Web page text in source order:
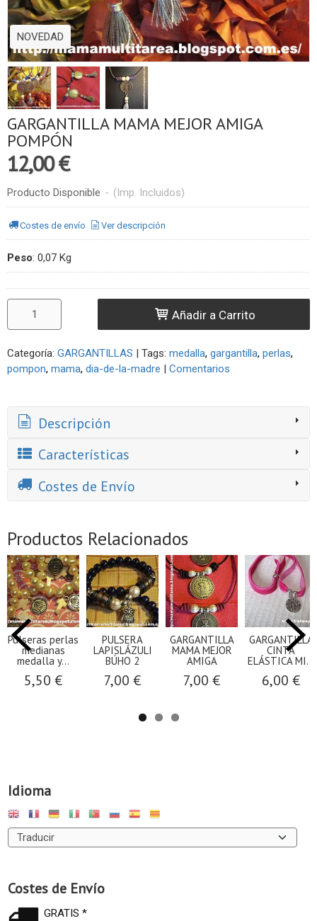
Idioma
Costes de Envío
GRATIS *
NOVEDAD
GARGANTILLA MAMA MEJOR AMIGA
POMPÓN
12,00 €
Producto Disponible - (Imp. Incluidos)
Costes de envío Ver descripción
Peso: 0,07 Kg
Añadir a Carrito
Categoría: GARGANTILLAS Tags: medalla gargantilla perlas
pompon mama dia-de-la-madre Comentarios
Descripción
Características
Costes de Envío
Productos Relacionados
Pulseras perlas
medianas
medalla y...
5,50 €
PULSERA
LAPISLÁZULI
BÚHO 2
7,00 €
GARGANTILLA
MAMA MEJOR
AMIGA
7,00 €
GARGANTILLA
CINTA
ELÁSTICA MI...
6,00 €